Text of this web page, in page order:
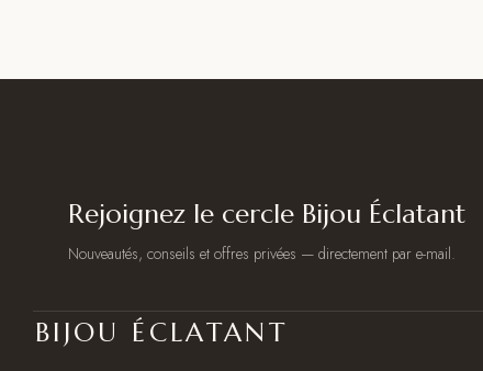
Rejoignez le cercle Bijou Éclatant
Nouveautés, conseils et offres privées — directement par e-mail.
BIJOU ÉCLATANT